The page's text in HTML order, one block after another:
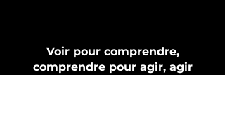
Voir pour comprendre,
comprendre pour agir, agir